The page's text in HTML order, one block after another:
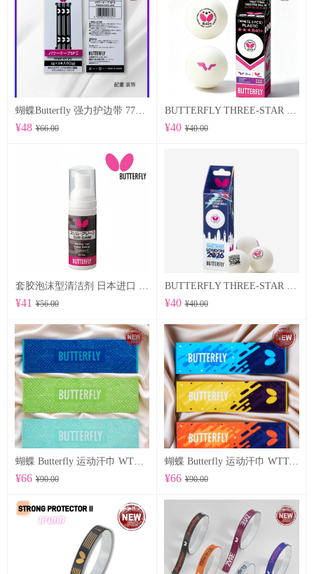
蝴蝶Butterfly 强力护边带 77500 POWER TAPE SP Ⅱ
¥48 ¥66.00 ¥40 ¥40.00
¥41 ¥56.00 ¥40 ¥40.00
蝴蝶 Butterfly 运动汗巾 WTT-122
¥66 ¥90.00
蝴蝶 Butterfly 运动汗巾 WTT-123
¥66 ¥90.00